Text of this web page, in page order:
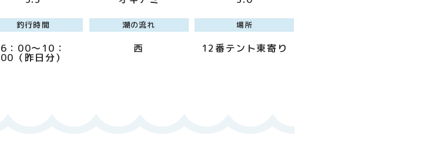
釣行時間
6：00～10：
00（昨日分）
潮の流れ
西
場所
12番テント東寄り